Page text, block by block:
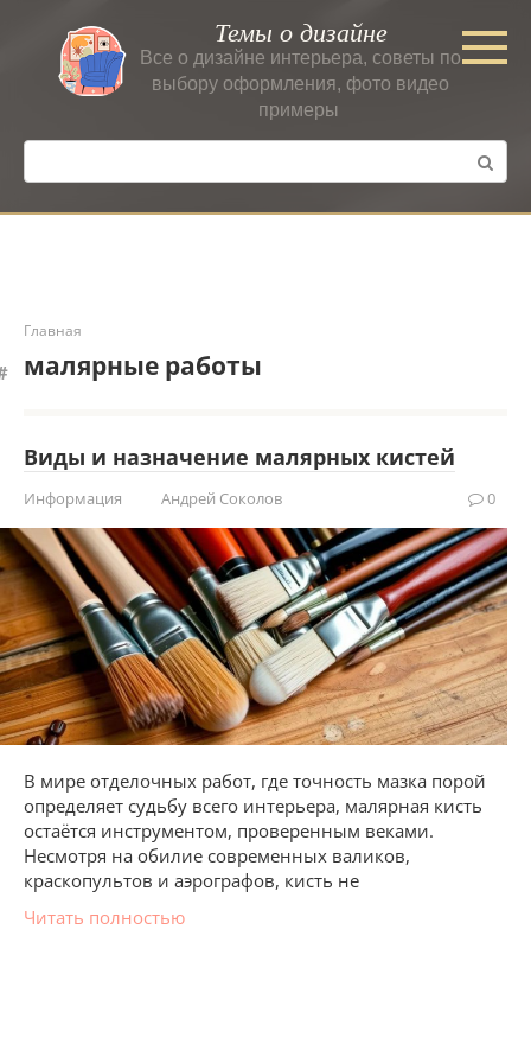
контенту
Темы о дизайне
Все о дизайне интерьера, советы по
выбору оформления, фото видео
примеры
Поиск:
Главная
малярные работы
Виды и назначение малярных кистей
Информация Андрей Соколов 0
В мире отделочных работ, где точность мазка порой
определяет судьбу всего интерьера, малярная кисть
остаётся инструментом, проверенным веками.
Несмотря на обилие современных валиков,
краскопультов и аэрографов, кисть не
Читать полностью